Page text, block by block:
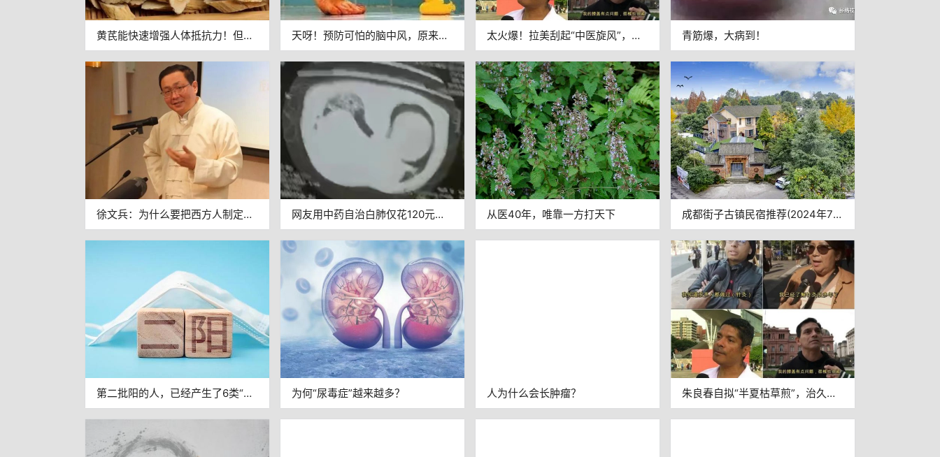
黄芪能快速增强人体抵抗力！但只
有这种人能用，快看你适不适合~
天呀！预防可怕的脑中风，原来这
么简单！但还有很多人不知道
太火爆！拉美刮起“中医旋风”，民
众热衷“打卡”针灸理疗
青筋爆，大病到！
徐文兵：为什么要把西方人制定出
的血糖、血压指标套到中国人身
上？你相信仪器还是相信感觉？
网友用中药自治白肺仅花120元，
有缘者、信任者拿去，能多救一条
命就多救一条命
从医40年，唯靠一方打天下
成都街子古镇民宿推荐(2024年7款
成都街子古镇民宿推荐)
第二批阳的人，已经产生了6类“后
遗症”？一定要引起重视
为何“尿毒症”越来越多？ 人为什么会长肿瘤？
朱良春自拟“半夏枯草煎”，治久服
西药的长期失眠等类型，多有效验